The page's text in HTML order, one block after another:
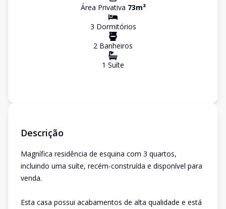
Área Privativa 73m²
3 Dormitórios
2 Banheiros
1 Suíte
Descrição
Magnífica residência de esquina com 3 quartos,
incluindo uma suíte, recém-construída e disponível para
venda.
Esta casa possui acabamentos de alta qualidade e está